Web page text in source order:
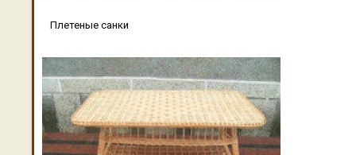
Плетеные санки